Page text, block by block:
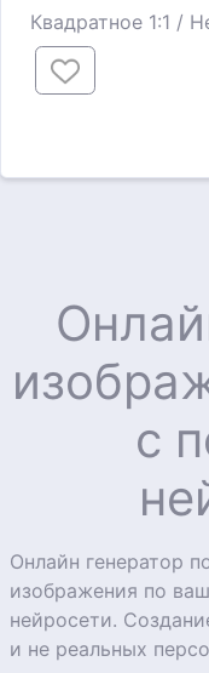
Квадратное 1:1 /
с
Онлайн генератор
изображения по
нейросети.
и не реальных